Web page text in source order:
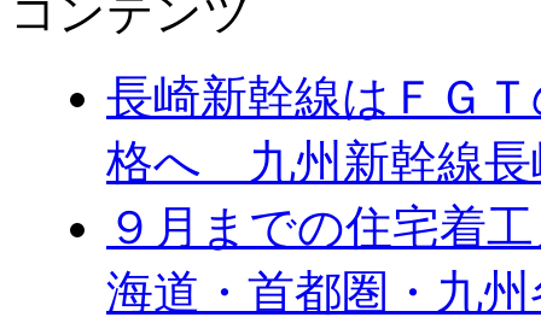
コンテンツ
長崎新幹線はＦＧ
格へ 九州新幹線長
９月までの住宅着
海道・首都圏・九